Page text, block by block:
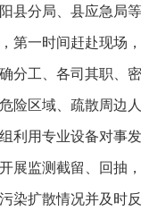
县分局、县应急局
第一时间赶赴现场
分工、各司其职、
险区域、疏散周边
利用专业设备对事
展监测截留、回抽
染扩散情况并及时